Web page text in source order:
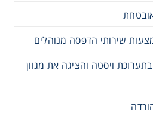
ויסטה והציגה את מגוון